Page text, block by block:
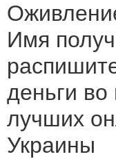
Имя
деньги во
лучших
Украины